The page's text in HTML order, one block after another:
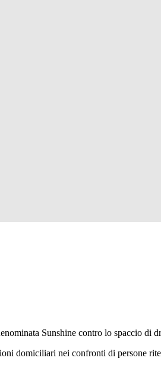
Sunshine contro lo spaccio di
domiciliari nei confronti di persone